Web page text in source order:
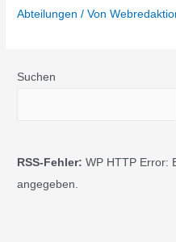
Abteilungen / Von
Suchen
RSS-Fehler: WP HTTP Error:
angegeben.